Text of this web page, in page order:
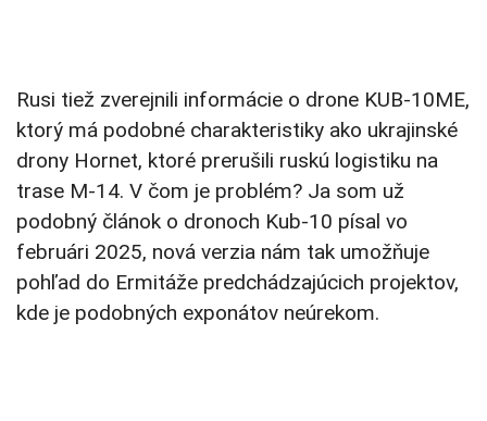
Rusi tiež zverejnili informácie o drone KUB-10ME,
ktorý má podobné charakteristiky ako ukrajinské
drony Hornet, ktoré prerušili ruskú logistiku na
trase M-14. V čom je problém? Ja som už
podobný článok o dronoch Kub-10 písal vo
februári 2025, nová verzia nám tak umožňuje
pohľad do Ermitáže predchádzajúcich projektov,
kde je podobných exponátov neúrekom.